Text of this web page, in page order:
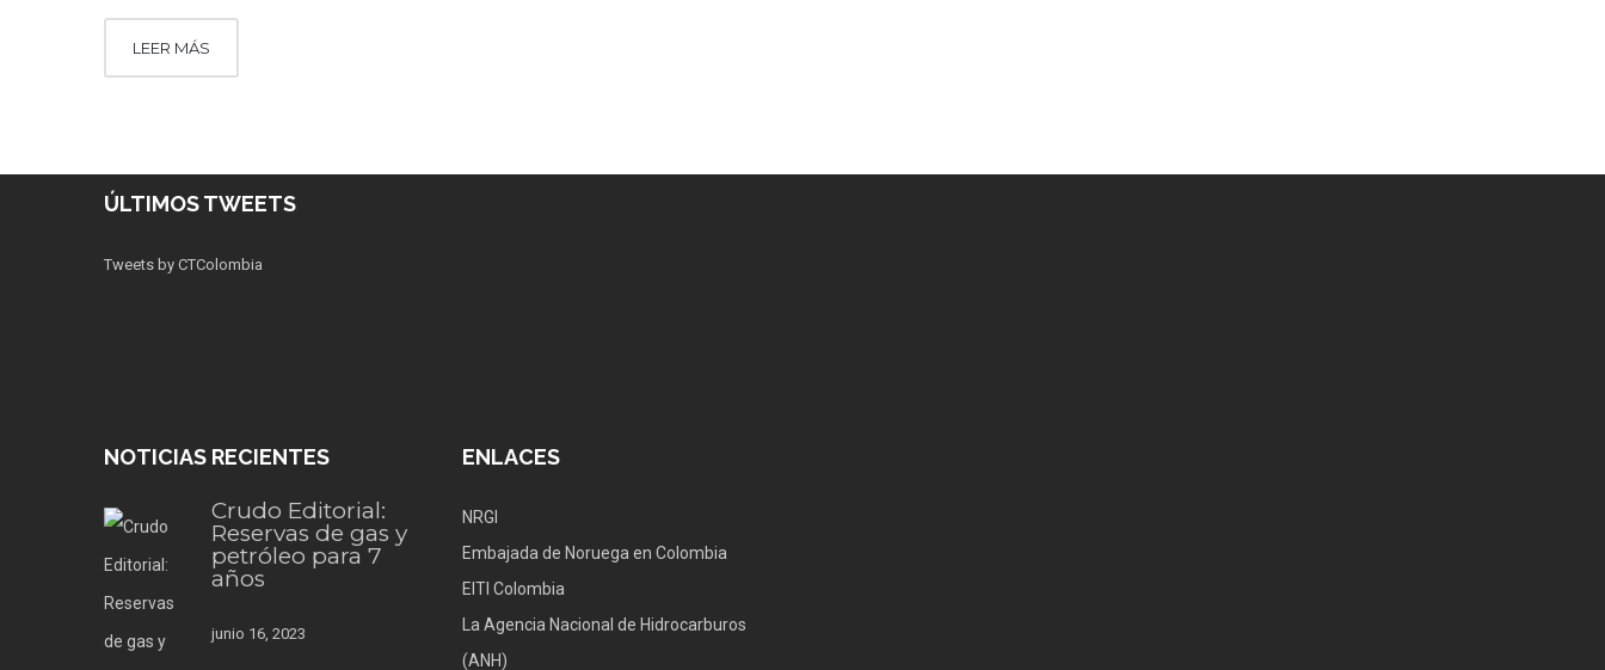
LEER MÁS
ÚLTIMOS TWEETS
Tweets by CTColombia
NOTICIAS RECIENTES
Crudo Editorial:
Reservas de gas y
petróleo para 7
años
junio 16, 2023
ENLACES
NRGI
Embajada de Noruega en Colombia
EITI Colombia
La Agencia Nacional de Hidrocarburos
(ANH)